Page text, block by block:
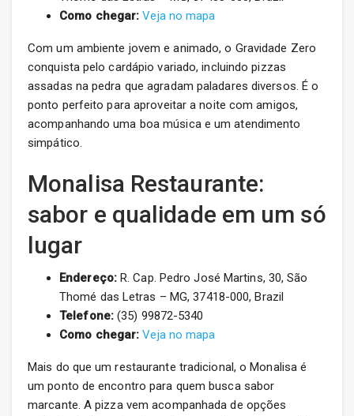
Como chegar: Veja no mapa
Com um ambiente jovem e animado, o Gravidade Zero
conquista pelo cardápio variado, incluindo pizzas
assadas na pedra que agradam paladares diversos. É o
ponto perfeito para aproveitar a noite com amigos,
acompanhando uma boa música e um atendimento
simpático.
Monalisa Restaurante:
sabor e qualidade em um só
lugar
Endereço:R. Cap. Pedro José Martins, 30, São
Thomé das Letras – MG, 37418-000, Brazil
Telefone:(35) 99872-5340
Como chegar: Veja no mapa
Mais do que um restaurante tradicional, o Monalisa é
um ponto de encontro para quem busca sabor
marcante. A pizza vem acompanhada de opções